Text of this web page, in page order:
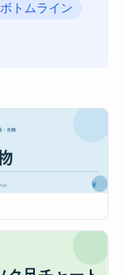
トムライン